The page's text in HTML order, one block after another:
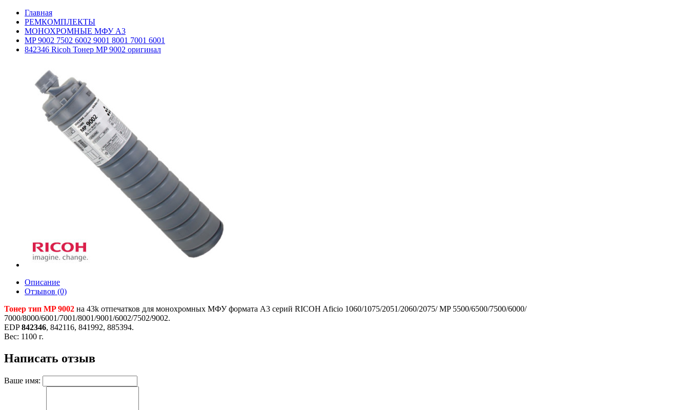
Главная
РЕМКОМПЛЕКТЫ
МОНОХРОМНЫЕ МФУ А3
MP 9002 7502 6002 9001 8001 7001 6001
842346 Ricoh Тонер MP 9002 оригинал
Описание
Отзывов (0)
Тонер тип MP 9002 на 43k отпечатков для монохромных МФУ формата A3 серий RICOH Aficio 1060/1075/2051/2060/2075/ MP 5500/6500/7500/6000/
7000/8000/6001/7001/8001/9001/6002/7502/9002.
EDP842346, 842116, 841992, 885394.
Вес: 1100 г.
Написать отзыв
Ваше имя: